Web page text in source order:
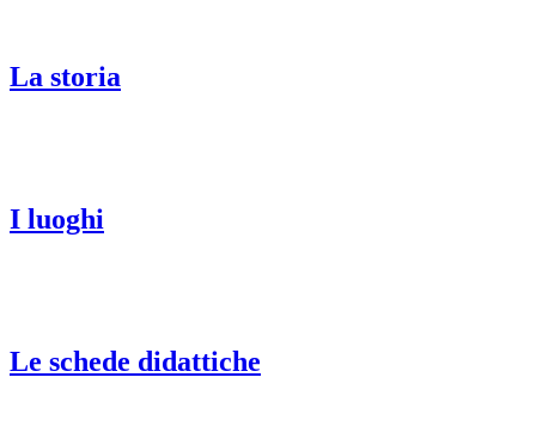
La storia
I luoghi
Le schede didattiche